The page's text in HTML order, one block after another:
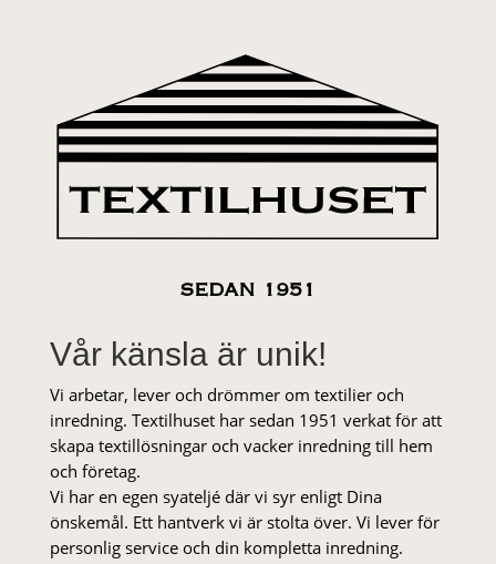
SEDAN 1951
Vår känsla är unik!
Vi arbetar, lever och drömmer om textilier och
inredning. Textilhuset har sedan 1951 verkat för att
skapa textillösningar och vacker inredning till hem
och företag.
Vi har en egen syateljé där vi syr enligt Dina
önskemål. Ett hantverk vi är stolta över. Vi lever för
personlig service och din kompletta inredning.